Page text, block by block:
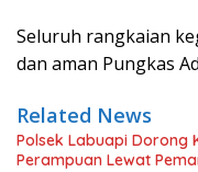
Seluruh rangkaian
dan aman Pungkas
Related News
Polsek Labuapi Dorong
Perampuan Lewat